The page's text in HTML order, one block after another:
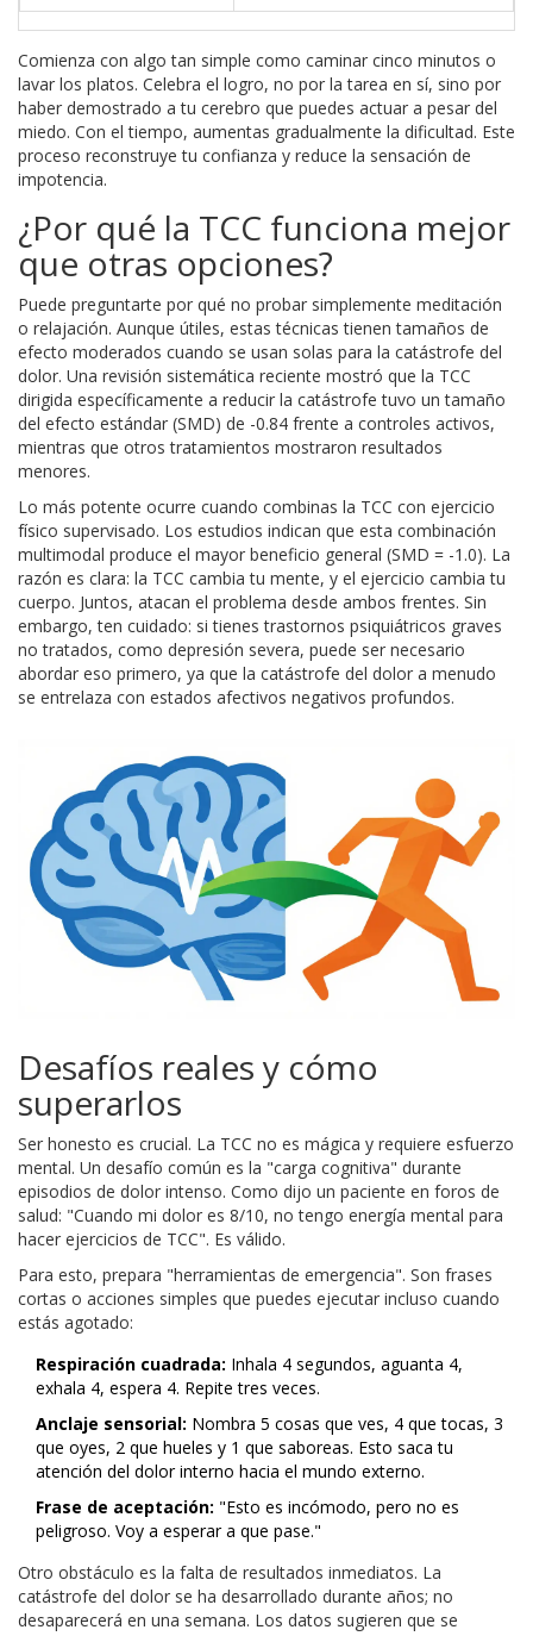
Comienza con algo tan simple como caminar cinco minutos o
lavar los platos. Celebra el logro, no por la tarea en sí, sino por
haber demostrado a tu cerebro que puedes actuar a pesar del
miedo. Con el tiempo, aumentas gradualmente la dificultad. Este
proceso reconstruye tu confianza y reduce la sensación de
impotencia.
¿Por qué la TCC funciona mejor
que otras opciones?
Puede preguntarte por qué no probar simplemente meditación
o relajación. Aunque útiles, estas técnicas tienen tamaños de
efecto moderados cuando se usan solas para la catástrofe del
dolor. Una revisión sistemática reciente mostró que la TCC
dirigida específicamente a reducir la catástrofe tuvo un tamaño
del efecto estándar (SMD) de -0.84 frente a controles activos,
mientras que otros tratamientos mostraron resultados
menores.
Lo más potente ocurre cuando combinas la TCC con ejercicio
físico supervisado. Los estudios indican que esta combinación
multimodal produce el mayor beneficio general (SMD = -1.0). La
razón es clara: la TCC cambia tu mente, y el ejercicio cambia tu
cuerpo. Juntos, atacan el problema desde ambos frentes. Sin
embargo, ten cuidado: si tienes trastornos psiquiátricos graves
no tratados, como depresión severa, puede ser necesario
abordar eso primero, ya que la catástrofe del dolor a menudo
se entrelaza con estados afectivos negativos profundos.
Desafíos reales y cómo
superarlos
Ser honesto es crucial. La TCC no es mágica y requiere esfuerzo
mental. Un desafío común es la "carga cognitiva" durante
episodios de dolor intenso. Como dijo un paciente en foros de
salud: "Cuando mi dolor es 8/10, no tengo energía mental para
hacer ejercicios de TCC". Es válido.
Para esto, prepara "herramientas de emergencia". Son frases
cortas o acciones simples que puedes ejecutar incluso cuando
estás agotado:
Respiración cuadrada: Inhala 4 segundos, aguanta 4,
exhala 4, espera 4. Repite tres veces.
Anclaje sensorial: Nombra 5 cosas que ves, 4 que tocas, 3
que oyes, 2 que hueles y 1 que saboreas. Esto saca tu
atención del dolor interno hacia el mundo externo.
Frase de aceptación: "Esto es incómodo, pero no es
peligroso. Voy a esperar a que pase."
Otro obstáculo es la falta de resultados inmediatos. La
catástrofe del dolor se ha desarrollado durante años; no
desaparecerá en una semana. Los datos sugieren que se